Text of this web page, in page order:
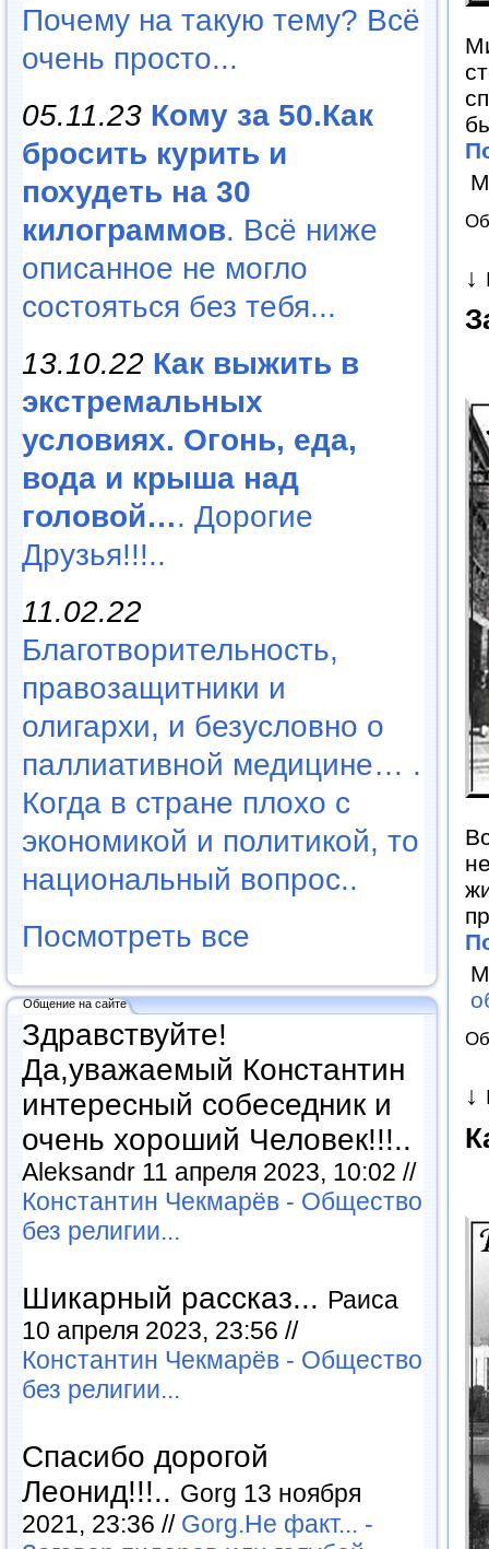
Почему на такую тему? Всё
очень просто...
05.11.23 Кому за 50.Как
бросить курить и
похудеть на 30
килограммов. Всё ниже
описанное не могло
состояться без тебя...
13.10.22 Как выжить в
экстремальных
условиях. Огонь, еда,
вода и крыша над
головой…. Дорогие
Друзья!!!..
11.02.22
Благотворительность,
правозащитники и
олигархи, и безусловно о
паллиативной медицине… .
Когда в стране плохо с
экономикой и политикой, то
национальный вопрос..
Посмотреть все
Общение на сайте
Здравствуйте!
Да,уважаемый Константин
интересный собеседник и
очень хороший Человек!!!..
Aleksandr 11 апреля 2023, 10:02 //
Константин Чекмарёв - Общество
без религии...
Шикарный рассказ... Раиса
10 апреля 2023, 23:56 //
Константин Чекмарёв - Общество
без религии...
Спасибо дорогой
Леонид!!!.. Gorg 13 ноября
2021, 23:36 // Gorg.Не факт... -